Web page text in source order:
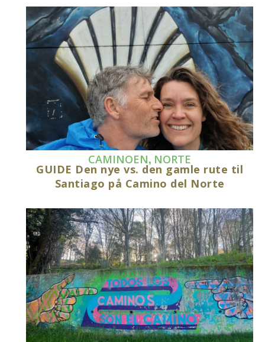
CAMINOEN, NORTE
GUIDE Den nye vs. den gamle rute til
Santiago på Camino del Norte